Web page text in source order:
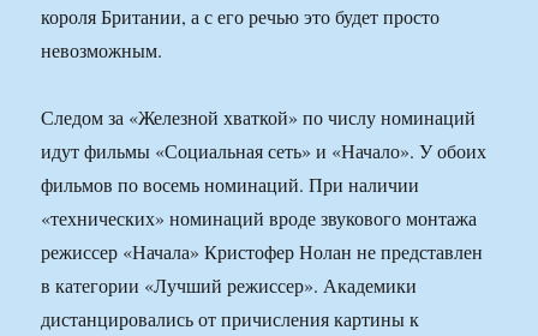
короля Британии, а с его речью это будет просто
невозможным.
Следом за «Железной хваткой» по числу номинаций
идут фильмы «Социальная сеть» и «Начало». У обоих
фильмов по восемь номинаций. При наличии
«технических» номинаций вроде звукового монтажа
режиссер «Начала» Кристофер Нолан не представлен
в категории «Лучший режиссер». Академики
дистанцировались от причисления картины к